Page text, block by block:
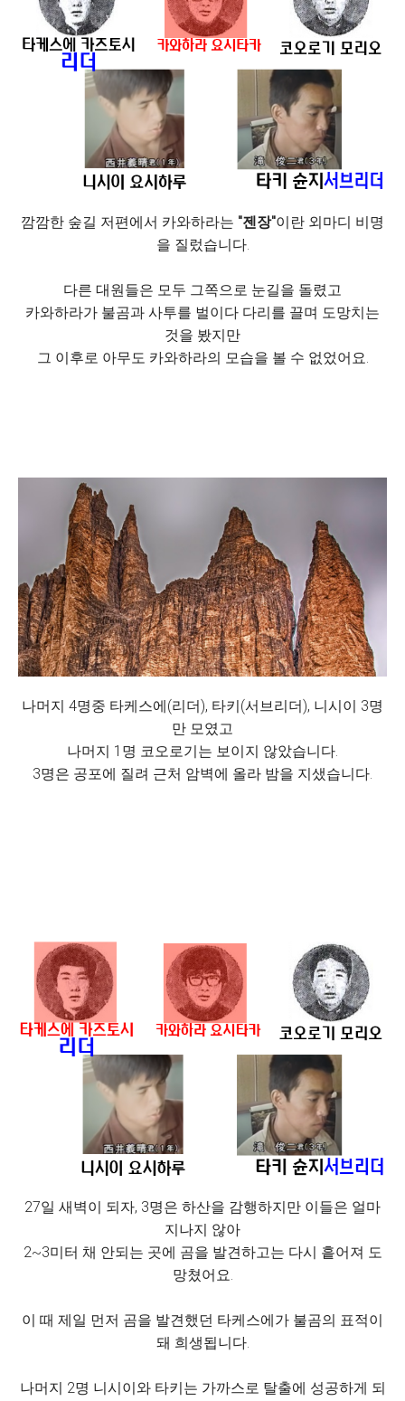
깜깜한 숲길 저편에서 카와하라는 "젠장"이란 외마디 비명
을 질렀습니다.
다른 대원들은 모두 그쪽으로 눈길을 돌렸고
카와하라가 불곰과 사투를 벌이다 다리를 끌며 도망치는
것을 봤지만
그 이후로 아무도 카와하라의 모습을 볼 수 없었어요.
나머지 4명중 타케스에(리더), 타키(서브리더), 니시이 3명
만 모였고
나머지 1명 코오로기는 보이지 않았습니다.
3명은 공포에 질려 근처 암벽에 올라 밤을 지샜습니다.
27일 새벽이 되자, 3명은 하산을 감행하지만 이들은 얼마
지나지 않아
2~3미터 채 안되는 곳에 곰을 발견하고는 다시 흩어져 도
망쳤어요.
이 때 제일 먼저 곰을 발견했던 타케스에가 불곰의 표적이
돼 희생됩니다.
나머지 2명 니시이와 타키는 가까스로 탈출에 성공하게 되